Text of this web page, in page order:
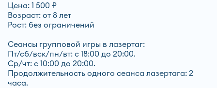
Цена: 1 500 ₽
Возраст: от 8 лет
Рост: без ограничений
Сеансы групповой игры в лазертаг:
Пт/сб/вск/пн/вт: с 18:00 до 20:00.
Ср/чт: с 10:00 до 20:00.
Продолжительность одного сеанса лазертага: 2
часа.